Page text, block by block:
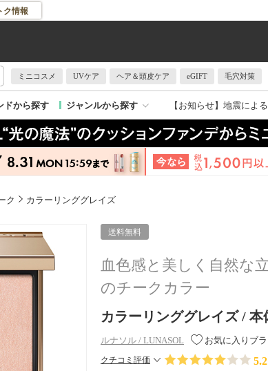
ク情報
ミニコスメ UVケア ヘア＆頭皮ケア eGIFT 毛穴対策
ドから探す ジャンルから探す 【お知らせ】 地震によ
ク カラーリンググレイズ
送料無料
血色感と美しく自然な
のチークカラー
カラーリンググレイズ / 本
ルナソル / LUNASOL お気に入りブ
クチコミ評価 5.2